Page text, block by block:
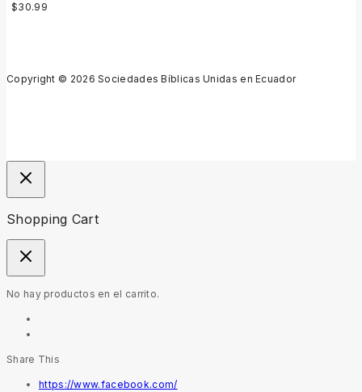
$30.99
Copyright © 2026 Sociedades Bíblicas Unidas en Ecuador
Shopping Cart
No hay productos en el carrito.
Share This
https://www.facebook.com/